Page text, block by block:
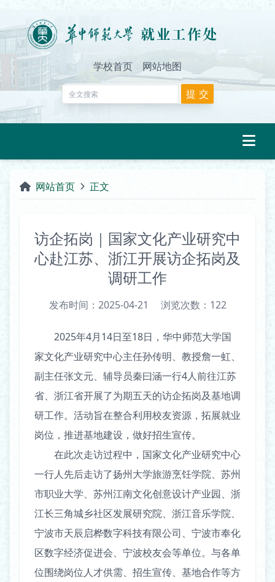
学校首页 网站地图
网站首页 正文
访企拓岗｜国家文化产业研究中
心赴江苏、浙江开展访企拓岗及
调研工作
发布时间：2025-04-21 浏览次数： 122
2025年4月14日至18日，华中师范大学国
家文化产业研究中心主任孙传明、教授詹一虹、
副主任张文元、辅导员秦曰涵一行4人前往江苏
省、浙江省开展了为期五天的访企拓岗及基地调
研工作。活动旨在整合利用校友资源，拓展就业
岗位，推进基地建设，做好招生宣传。
在此次走访过程中，国家文化产业研究中心
一行人先后走访了扬州大学旅游烹饪学院、苏州
市职业大学、苏州江南文化创意设计产业园、浙
江长三角城乡社区发展研究院、浙江音乐学院、
宁波市天辰启桦数字科技有限公司、宁波市奉化
区数字经济促进会、宁波校友会等单位。与各单
位围绕岗位人才供需、招生宣传、基地合作等方